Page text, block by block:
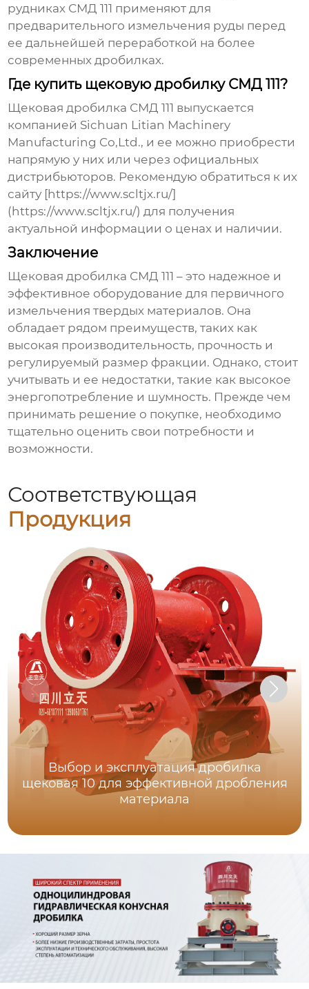
рудниках СМД 111 применяют для
предварительного измельчения руды перед
ее дальнейшей переработкой на более
современных дробилках.
Где купить щековую дробилку СМД 111?
Щековая дробилка СМД 111 выпускается
компанией Sichuan Litian Machinery
Manufacturing Co,Ltd., и ее можно приобрести
напрямую у них или через официальных
дистрибьюторов. Рекомендую обратиться к их
сайту [https://www.scltjx.ru/]
(https://www.scltjx.ru/) для получения
актуальной информации о ценах и наличии.
Заключение
Щековая дробилка СМД 111 – это надежное и
эффективное оборудование для первичного
измельчения твердых материалов. Она
обладает рядом преимуществ, таких как
высокая производительность, прочность и
регулируемый размер фракции. Однако, стоит
учитывать и ее недостатки, такие как высокое
энергопотребление и шумность. Прежде чем
принимать решение о покупке, необходимо
тщательно оценить свои потребности и
возможности.
Соответствующая
Продукция
Выбор и эксплуатация дробилка
щековая 10 для эффективной дробления
материала